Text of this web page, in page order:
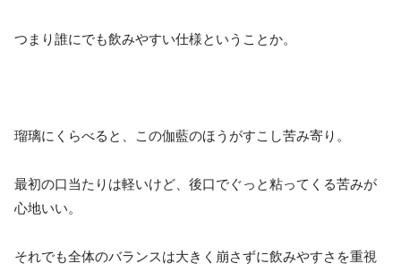
つまり誰にでも飲みやすい仕様ということか。
瑠璃にくらべると、この伽藍のほうがすこし苦み寄り。
最初の口当たりは軽いけど、後口でぐっと粘ってくる苦みが
心地いい。
それでも全体のバランスは大きく崩さずに飲みやすさを重視